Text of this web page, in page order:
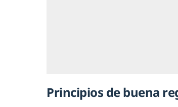
Principios de buena